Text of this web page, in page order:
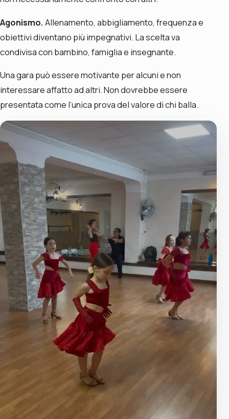
Agonismo. Allenamento, abbigliamento, frequenza e
obiettivi diventano più impegnativi. La scelta va
condivisa con bambino, famiglia e insegnante.
Una gara può essere motivante per alcuni e non
interessare affatto ad altri. Non dovrebbe essere
presentata come l’unica prova del valore di chi balla.